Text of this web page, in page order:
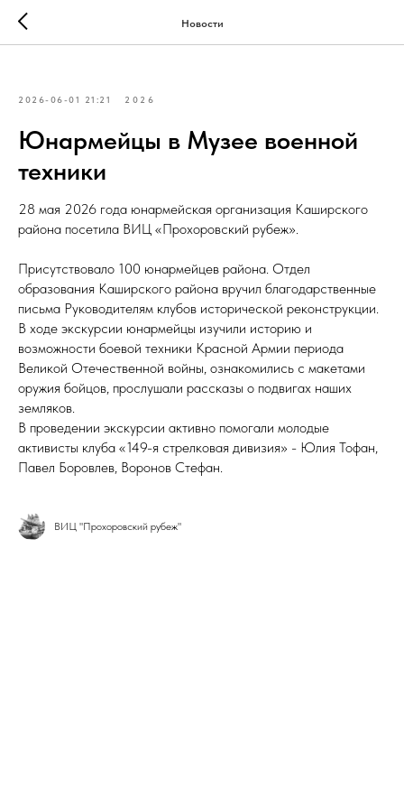
Новости
2026-06-01 21:21 2026
Юнармейцы в Музее военной
техники
28 мая 2026 года юнармейская организация Каширского
района посетила ВИЦ «Прохоровский рубеж».
Присутствовало 100 юнармейцев района. Отдел
образования Каширского района вручил благодарственные
письма Руководителям клубов исторической реконструкции.
В ходе экскурсии юнармейцы изучили историю и
возможности боевой техники Красной Армии периода
Великой Отечественной войны, ознакомились с макетами
оружия бойцов, прослушали рассказы о подвигах наших
земляков.
В проведении экскурсии активно помогали молодые
активисты клуба «149-я стрелковая дивизия» - Юлия Тофан,
Павел Боровлев, Воронов Стефан.
ВИЦ "Прохоровский рубеж"